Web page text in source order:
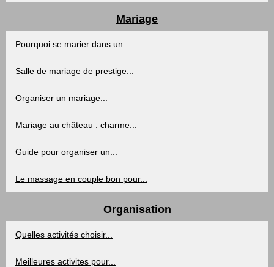
Mariage
Pourquoi se marier dans un...
Salle de mariage de prestige...
Organiser un mariage...
Mariage au château : charme...
Guide pour organiser un...
Le massage en couple bon pour...
Organisation
Quelles activités choisir...
Meilleures activites pour...